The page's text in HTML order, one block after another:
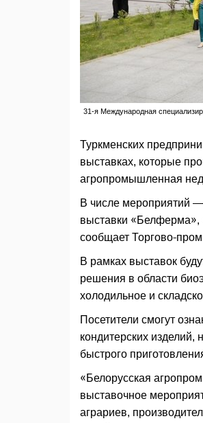
31-я Международная
Туркменских
выставках, которые
агропромышленная
В числе мероприятий
выставки «Белферма»,
сообщает Торгово-
В рамках выставок
решения в области
холодильное и
Посетители смогут
кондитерских
быстрого
«Белорусская
выставочное
аграриев,